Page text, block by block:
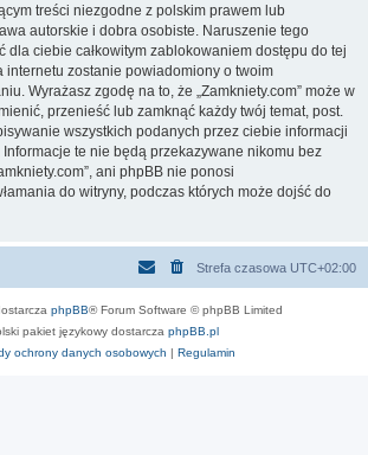
treści niezgodne z polskim prawem lub
autorskie i dobra osobiste. Naruszenie tego
dla ciebie całkowitym zablokowaniem dostępu do tej
internetu zostanie powiadomiony o twoim
Wyrażasz zgodę na to, że „Zamkniety.com” może w
przenieść lub zamknąć każdy twój temat, post.
wszystkich podanych przez ciebie informacji
te nie będą przekazywane nikomu bez
ani phpBB nie ponosi
do witryny, podczas których może dojść do
Strefa czasowa UTC+02:00
phpBB® Forum Software © phpBB Limited
pakiet językowy dostarcza phpBB.pl
ochrony danych osobowych | Regulamin